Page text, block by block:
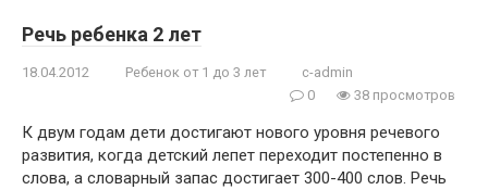
Речь ребенка 2 лет
18.04.2012 Ребенок от 1 до 3 лет
c-admin
0
38 просмотров
К двум годам дети достигают нового уровня речевого
развития, когда детский лепет переходит постепенно в
слова, а словарный запас достигает 300-400 слов. Речь